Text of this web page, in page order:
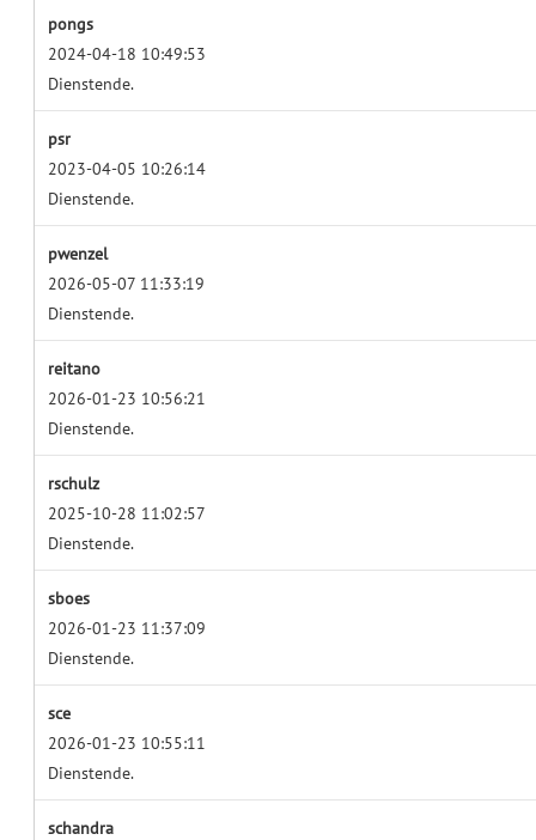
pongs
2024-04-18 10:49:53
Dienstende.
psr
2023-04-05 10:26:14
Dienstende.
pwenzel
2026-05-07 11:33:19
Dienstende.
reitano
2026-01-23 10:56:21
Dienstende.
rschulz
2025-10-28 11:02:57
Dienstende.
sboes
2026-01-23 11:37:09
Dienstende.
sce
2026-01-23 10:55:11
Dienstende.
schandra